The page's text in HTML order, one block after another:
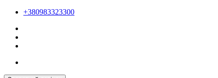
+380983323300